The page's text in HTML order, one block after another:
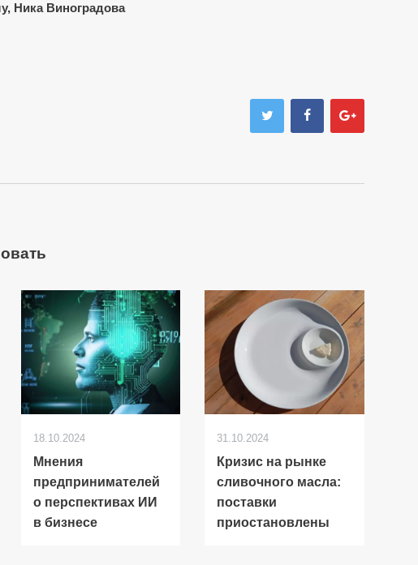
Ника Виноградова
18.10.2024
Мнения
предпринимателей
о перспективах ИИ
в бизнесе
31.10.2024
Кризис на рынке
сливочного масла:
поставки
приостановлены